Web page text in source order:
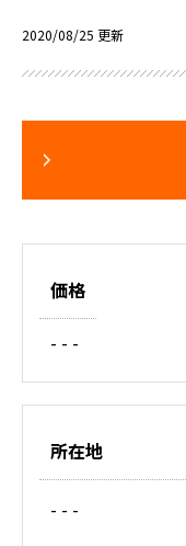
2020/08/25 更新
価格
- - -
所在地
- - -